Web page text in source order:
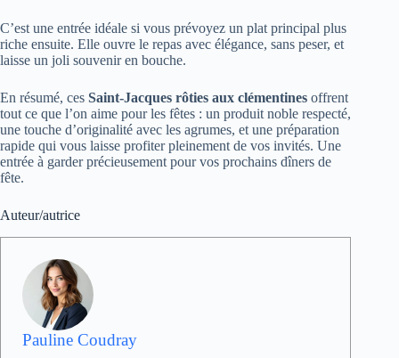
C’est une entrée idéale si vous prévoyez un plat principal plus
riche ensuite. Elle ouvre le repas avec élégance, sans peser, et
laisse un joli souvenir en bouche.
En résumé, ces Saint‑Jacques rôties aux clémentines offrent
tout ce que l’on aime pour les fêtes : un produit noble respecté,
une touche d’originalité avec les agrumes, et une préparation
rapide qui vous laisse profiter pleinement de vos invités. Une
entrée à garder précieusement pour vos prochains dîners de
fête.
Auteur/autrice
Pauline Coudray